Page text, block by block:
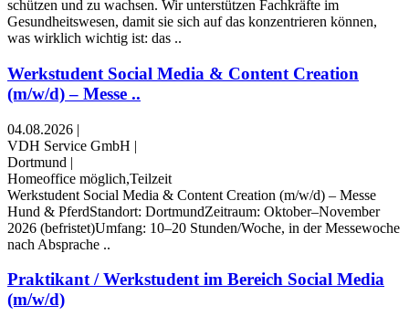
schützen und zu wachsen. Wir unterstützen Fachkräfte im
Gesundheitswesen, damit sie sich auf das konzentrieren können,
was wirklich wichtig ist: das ..
Werkstudent Social Media & Content Creation
(m/w/d) – Messe ..
04.08.2026 |
VDH Service GmbH |
Dortmund |
Homeoffice möglich,Teilzeit
Werkstudent Social Media & Content Creation (m/w/d) – Messe
Hund & PferdStandort: DortmundZeitraum: Oktober–November
2026 (befristet)Umfang: 10–20 Stunden/Woche, in der Messewoche
nach Absprache ..
Praktikant / Werkstudent im Bereich Social Media
(m/w/d)